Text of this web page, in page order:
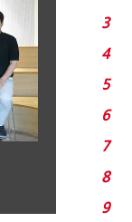
3
4
5
6
7
8
9